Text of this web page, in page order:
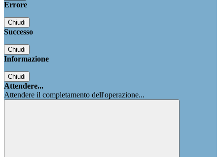
Errore
Chiudi
Successo
Chiudi
Informazione
Chiudi
Attendere...
Attendere il completamento dell'operazione...